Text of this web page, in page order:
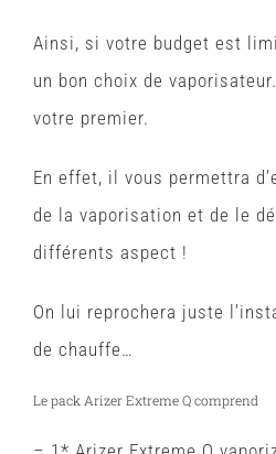
Ainsi, si votre budget est
un bon choix de
votre premier.
En effet, il vous permettra
de la vaporisation et de le
différents aspect !
On lui reprochera juste
de chauffe…
Le pack Arizer Extreme Q comprend